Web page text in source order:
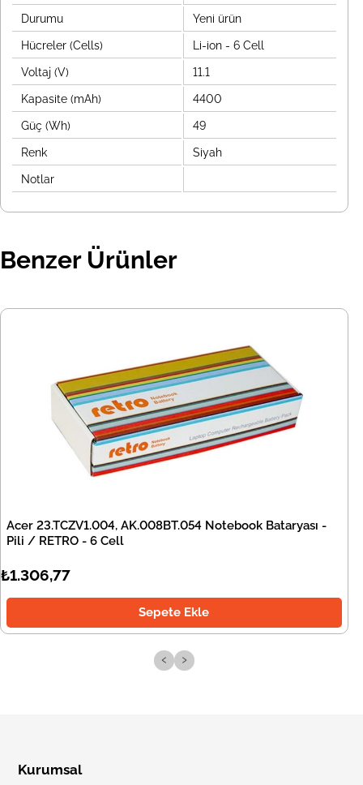
Durumu Yeni ürün
Hücreler (Cells) Li-ion - 6 Cell
Voltaj (V) 11.1
Kapasite (mAh) 4400
Güç (Wh) 49
Renk Siyah
Notlar
Benzer Ürünler
Acer 23.TCZV1.004, AK.008BT.054 Notebook Bataryası -
Pili / RETRO - 6 Cell
₺1.306,77
Sepete Ekle
‹ ›
Kurumsal